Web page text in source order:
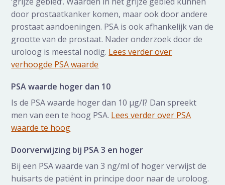
door prostaatkanker komen, maar ook door andere
prostaat aandoeningen. PSA is ook afhankelijk van de
grootte van de prostaat. Nader onderzoek door de
uroloog is meestal nodig. Lees verder over
verhoogde PSA waarde
PSA waarde hoger dan 10
Is de PSA waarde hoger dan 10 µg/l? Dan spreekt
men van een te hoog PSA. Lees verder over PSA
waarde te hoog
Doorverwijzing bij PSA 3 en hoger
Bij een PSA waarde van 3 ng/ml of hoger verwijst de
huisarts de patiënt in principe door naar de uroloog.